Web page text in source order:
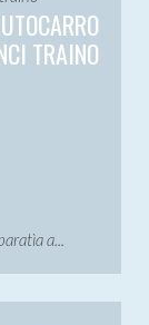
TRAINO
a...